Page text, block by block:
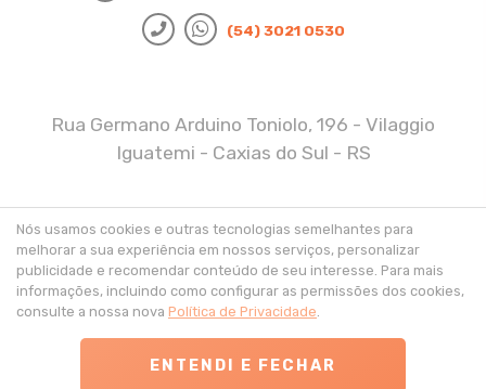
(54) 3021 0530
Rua Germano Arduino Toniolo, 196 - Vilaggio
Iguatemi - Caxias do Sul - RS
Políticas de Privacidade
Nós usamos cookies e outras tecnologias semelhantes para
melhorar a sua experiência em nossos serviços, personalizar
publicidade e recomendar conteúdo de seu interesse. Para mais
informações, incluindo como configurar as permissões dos cookies,
consulte a nossa nova Política de Privacidade.
ENTENDI E FECHAR